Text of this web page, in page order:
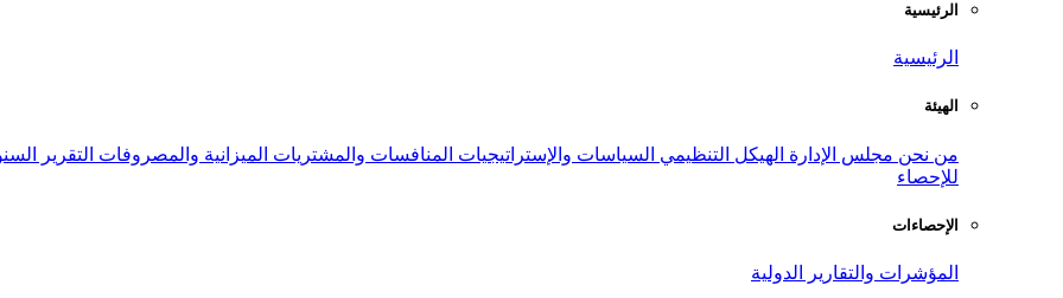
الرئيسية
الرئيسية
الهيئة
من نحن مجلس الإدارة الهيكل التنظيمي السياسات والإستراتيجيات المنافسات والمشتريات الميزانية والمصروفات التقرير
للإحصاء
الإحصاءات
المؤشرات والتقارير الدولية